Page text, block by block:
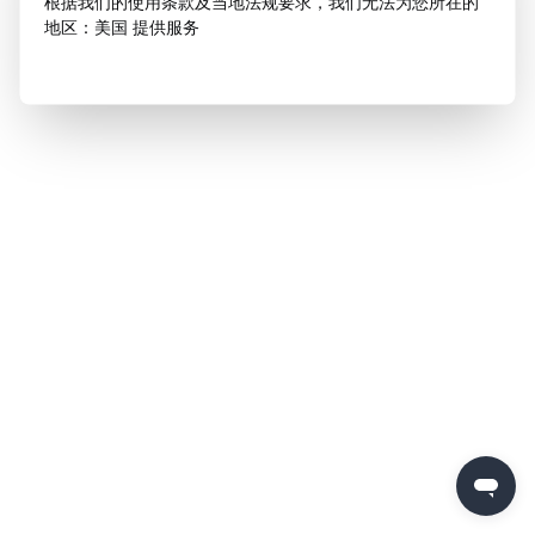
地区：美国 提供服务